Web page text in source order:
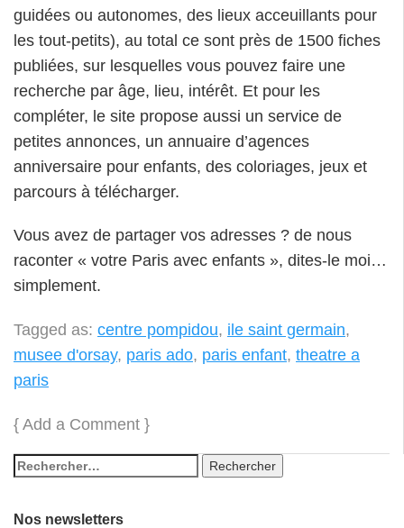
guidées ou autonomes, des lieux acceuillants pour
les tout-petits), au total ce sont près de 1500 fiches
publiées, sur lesquelles vous pouvez faire une
recherche par âge, lieu, intérêt. Et pour les
compléter, le site propose aussi un service de
petites annonces, un annuaire d’agences
anniversaire pour enfants, des coloriages, jeux et
parcours à télécharger.
Vous avez de partager vos adresses ? de nous
raconter « votre Paris avec enfants », dites-le moi…
simplement.
Tagged as: centre pompidou, ile saint germain,
musee d'orsay, paris ado, paris enfant, theatre a
paris
{ Add a Comment }
Nos newsletters